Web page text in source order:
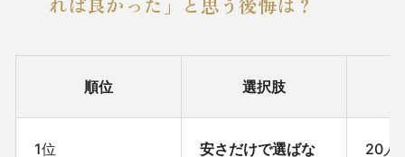
順位 選択肢
1位
安さだけで選ばな
20人